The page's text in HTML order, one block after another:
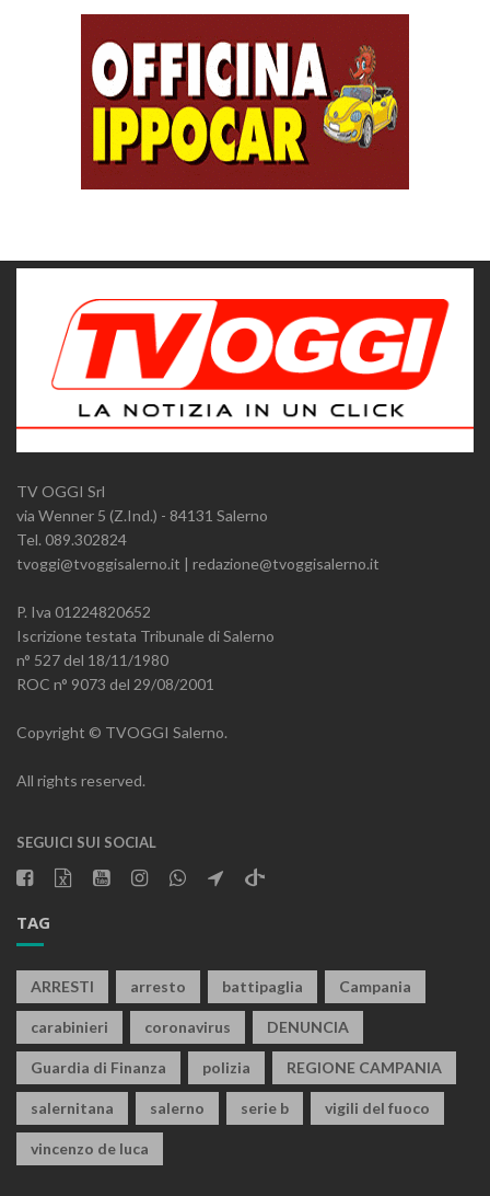
TV OGGI Srl
via Wenner 5 (Z.Ind.) - 84131 Salerno
Tel. 089.302824
tvoggi@tvoggisalerno.it | redazione@tvoggisalerno.it
P. Iva 01224820652
Iscrizione testata Tribunale di Salerno
n° 527 del 18/11/1980
ROC n° 9073 del 29/08/2001
Copyright © TVOGGI Salerno.
All rights reserved.
SEGUICI SUI SOCIAL
TAG
ARRESTI arresto battipaglia Campania
carabinieri coronavirus DENUNCIA
Guardia di Finanza polizia REGIONE CAMPANIA
salernitana salerno serie b vigili del fuoco
vincenzo de luca